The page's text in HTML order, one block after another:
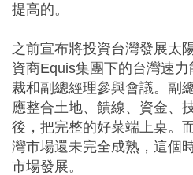
提高的。
之前宣布將投資台灣發展太
資商Equis集團下的台灣速
裁和副總經理參與會議。副
應整合土地、饋線、資金、
後，把完整的好菜端上桌。
灣市場還未完全成熟，這個
市場發展。